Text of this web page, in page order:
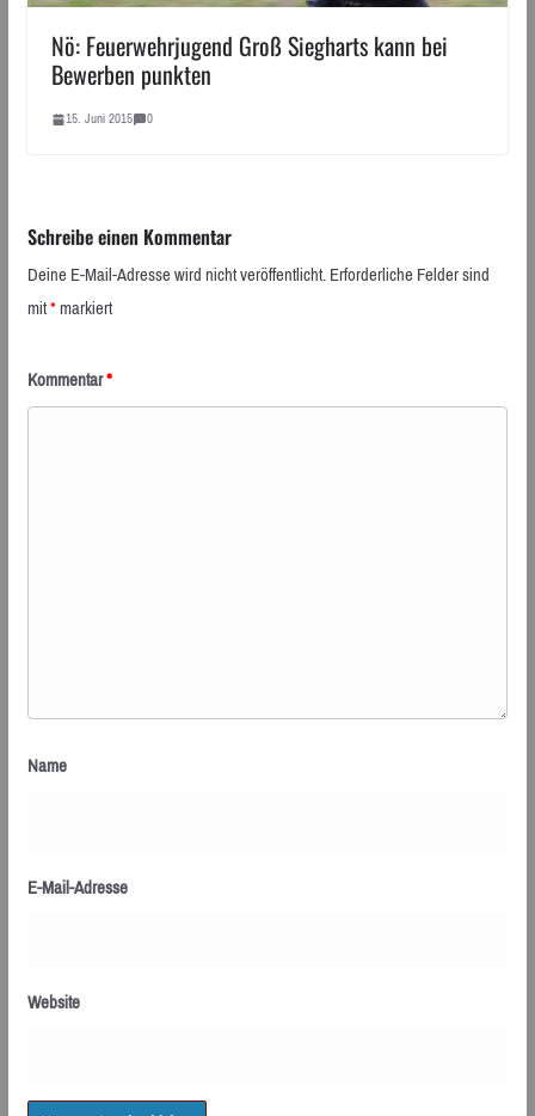
Nö: Feuerwehrjugend Groß Siegharts kann bei
Bewerben punkten
15. Juni 2015 0
Schreibe einen Kommentar
Deine E-Mail-Adresse wird nicht veröffentlicht.Erforderliche Felder sind
mit*markiert
Kommentar*
Name
E-Mail-Adresse
Website